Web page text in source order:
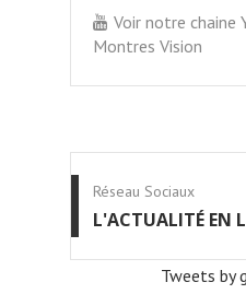
Voir notre chaine
Montres Vision
Réseau Sociaux
L'ACTUALITÉ EN
Tweets by